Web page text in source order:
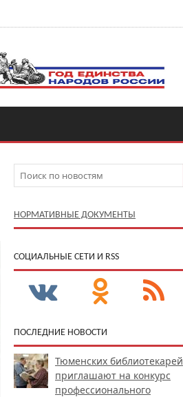
НОРМАТИВНЫЕ ДОКУМЕНТЫ
CОЦИАЛЬНЫЕ СЕТИ И RSS
ПОСЛЕДНИЕ НОВОСТИ
Тюменских библиотекарей
приглашают на конкурс
профессионального